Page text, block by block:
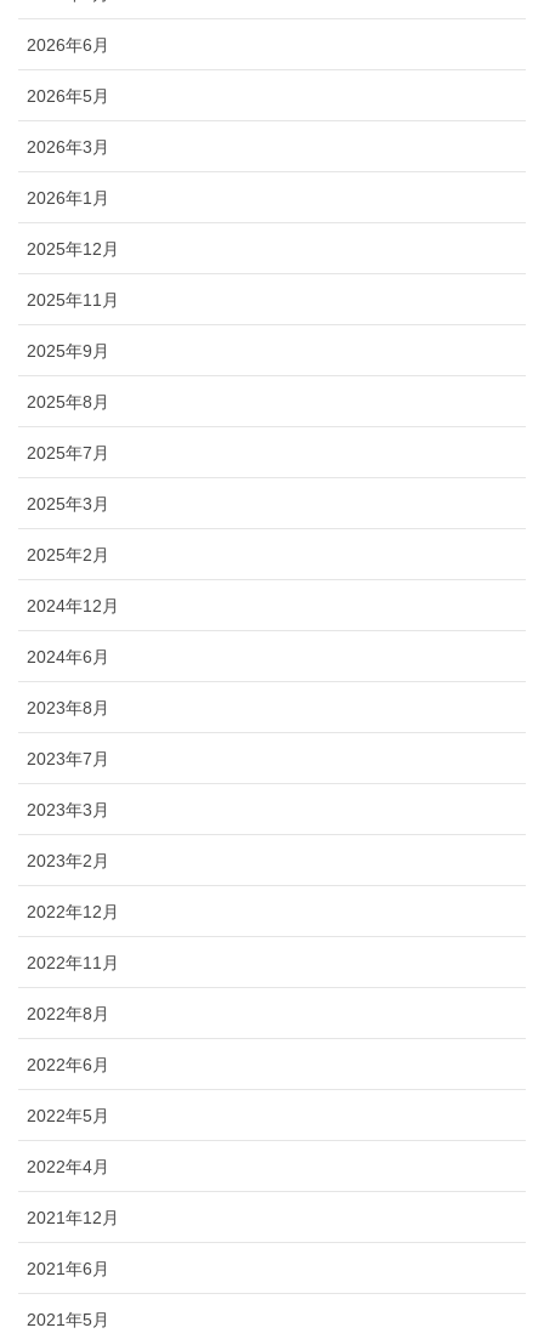
2026年6月
2026年5月
2026年3月
2026年1月
2025年12月
2025年11月
2025年9月
2025年8月
2025年7月
2025年3月
2025年2月
2024年12月
2024年6月
2023年8月
2023年7月
2023年3月
2023年2月
2022年12月
2022年11月
2022年8月
2022年6月
2022年5月
2022年4月
2021年12月
2021年6月
2021年5月